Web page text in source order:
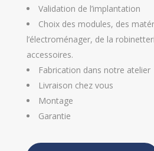
Validation de l’implantation
Choix des modules, des
l’électroménager, de la
accessoires.
Fabrication dans notre atelier
Livraison chez vous
Montage
Garantie